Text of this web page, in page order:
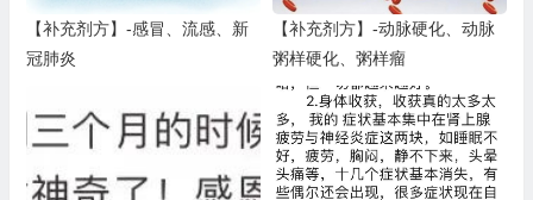
【补充剂方】-感冒、流感、新
冠肺炎
【补充剂方】-动脉硬化、动脉
粥样硬化、粥样瘤